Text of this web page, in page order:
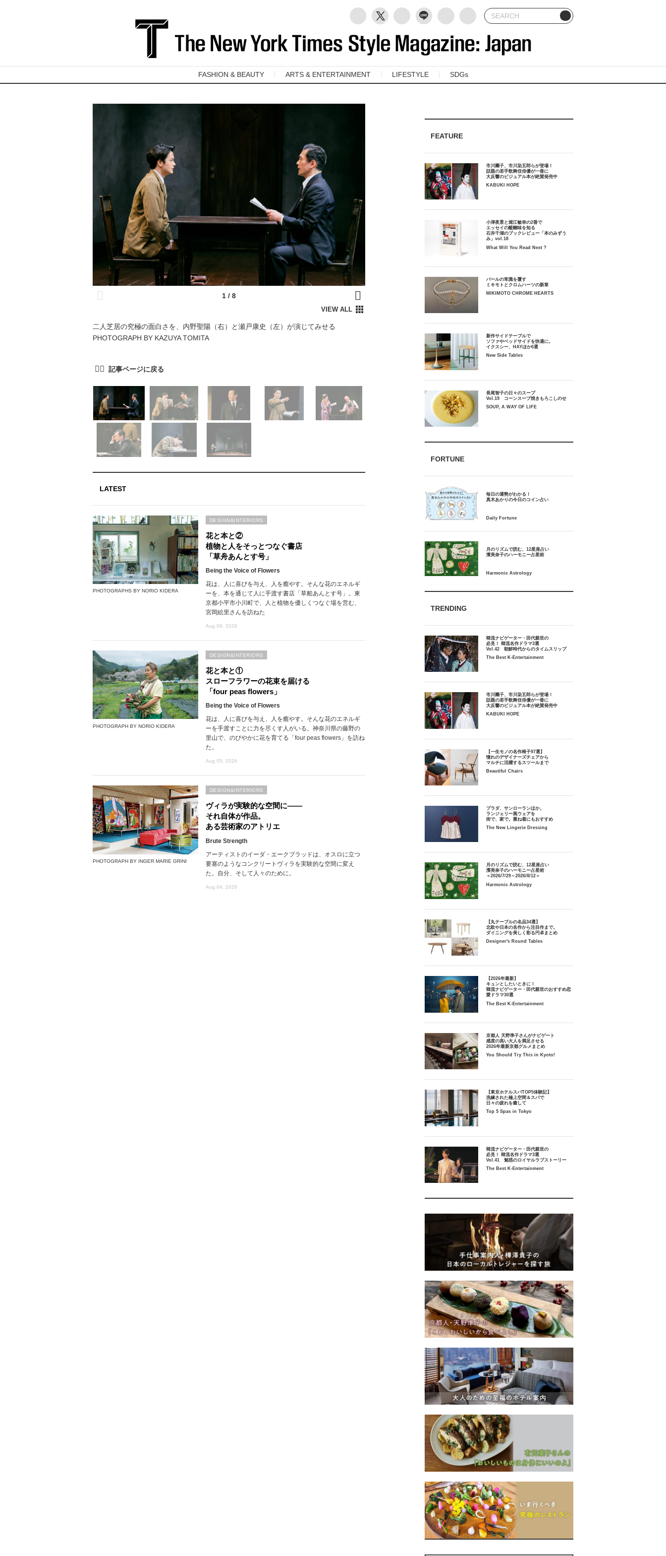
FASHION & BEAUTY ARTS & ENTERTAINMENT LIFESTYLE SDGs
二人芝居の究極の面白さを、内野聖陽（右）と瀬戸康史（左）が演じてみせる
PHOTOGRAPH BY KAZUYA TOMITA
LATEST
PHOTOGRAPHS BY NORIO KIDERA
花と本と②
植物と人をそっとつなぐ書店
「草舟あんとす号」
Being the Voice of Flowers
花は、人に喜びを与え、人を癒やす。そんな花のエネルギ
ーを、本を通じて人に手渡す書店「草船あんとす号」。東
京都小平市小川町で、人と植物を優しくつなぐ場を営む、
宮岡絵里さんを訪ねた
Aug 06, 2026
DESIGN&INTERIORS
PHOTOGRAPH BY NORIO KIDERA
花と本と①
スローフラワーの花束を届ける
「four peas flowers」
Being the Voice of Flowers
花は、人に喜びを与え、人を癒やす。そんな花のエネルギ
ーを手渡すことに力を尽くす人がいる。神奈川県の藤野の
里山で、のびやかに花を育てる「four peas flowers」を訪ね
た。
Aug 05, 2026
DESIGN&INTERIORS
PHOTOGRAPH BY INGER MARIE GRINI
ヴィラが実験的な空間に――
それ自体が作品。
ある芸術家のアトリエ
Brute Strength
アーティストのイーダ・エークブラッドは、オスロに立つ
要塞のようなコンクリートヴィラを実験的な空間に変え
た。自分、そして人々のために。
Aug 04, 2026
DESIGN&INTERIORS
FEATURE
市川團子、市川染五郎らが登場！
話題の若手歌舞伎俳優が一冊に
大反響のビジュアル本が絶賛発売中
KABUKI HOPE
小津夜景と堀江敏幸の2冊で
エッセイの醍醐味を知る
石井千湖のブックレビュー「本のみずう
み」vol.18
What Will You Read Next ?
パールの常識を覆す
ミキモトとクロムハーツの新章
MIKIMOTO CHROME HEARTS
新作サイドテーブルで
ソファやベッドサイドを快適に。
イクスシー、HAYほか6選
New Side Tables
長尾智子の日々のスープ
Vol.19 コーンスープ焼きもろこしのせ
SOUP, A WAY OF LIFE
FORTUNE
毎日の運勢がわかる！
月のリズムで読む、12星座占い
TRENDING
韓流ナビゲーター・田代親世の
必見！ 韓流名作ドラマ3選
Vol.42 朝鮮時代からのタイムスリップ
The Best K-Entertainment
市川團子、市川染五郎らが登場！
話題の若手歌舞伎俳優が一冊に
大反響のビジュアル本が絶賛発売中
KABUKI HOPE
【一生モノの名作椅子97選】
憧れのデザイナーズチェアから
マルチに活躍するスツールまで
Beautiful Chairs
プラダ、サンローランほか。
ランジェリー風ウェアを
街で、家で。重ね着にもおすすめ
The New Lingerie Dressing
月のリズムで読む、12星座占い
濱美奈子のハーモニー占星術
＜2026/7/29～2026/8/12＞
Harmonic Astrology
【丸テーブルの名品34選】
北欧や日本の名作から注目作まで。
ダイニングを美しく彩る円卓まとめ
Designer's Round Tables
【2026年最新】
キュンとしたいときに！
韓流ナビゲーター・田代親世のおすすめ恋
愛ドラマ30選
The Best K-Entertainment
京都人 天野準子さんがナビゲート
感度の高い大人を満足させる
2026年最新京都グルメまとめ
You Should Try This in Kyoto!
【東京ホテルスパTOP5体験記】
洗練された極上空間＆スパで
日々の疲れを癒して
Top 5 Spas in Tokyo
韓流ナビゲーター・田代親世の
必見！ 韓流名作ドラマ3選
Vol.41 魅惑のロイヤルラブストーリー
The Best K-Entertainment